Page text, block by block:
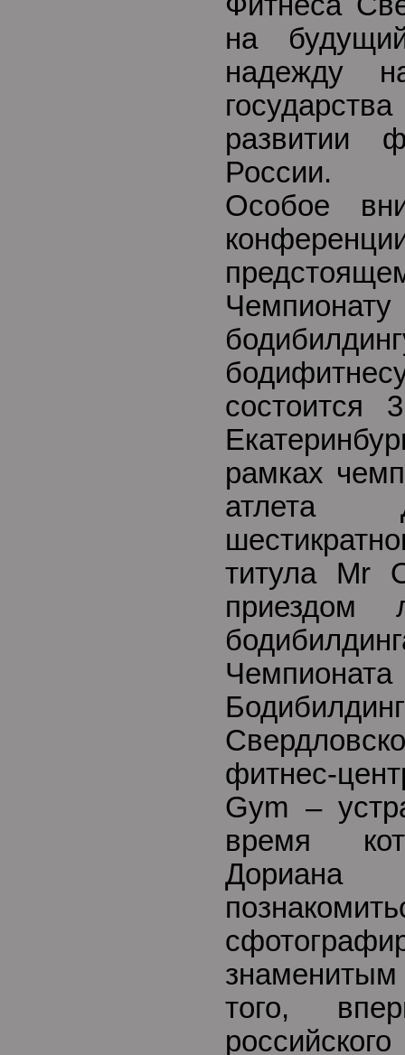
на
надежду
развитии
России.
Особое
состоится
рамках
атлета
титула Mr
приездом
фитнес-
Gym –
время
того,